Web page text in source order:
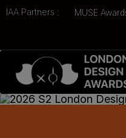
IAA Partners : MUSE